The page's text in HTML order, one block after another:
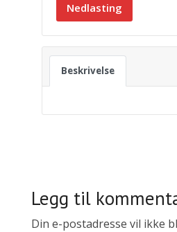
Nedlasting
Beskrivelse
Legg til
Din e-postadresse vil ikke